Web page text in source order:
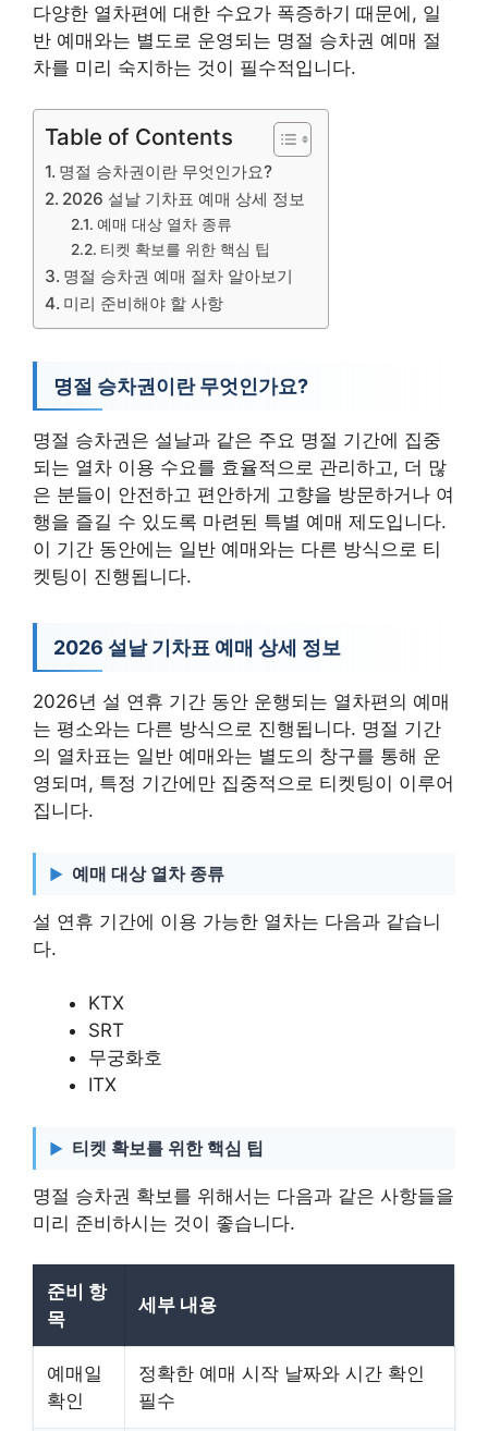
다양한 열차편에 대한 수요가 폭증하기 때문에, 일
반 예매와는 별도로 운영되는 명절 승차권 예매 절
차를 미리 숙지하는 것이 필수적입니다.
Table of Contents
명절 승차권이란 무엇인가요?
2026 설날 기차표 예매 상세 정보
예매 대상 열차 종류
티켓 확보를 위한 핵심 팁
명절 승차권 예매 절차 알아보기
미리 준비해야 할 사항
명절 승차권이란 무엇인가요?
명절 승차권은 설날과 같은 주요 명절 기간에 집중
되는 열차 이용 수요를 효율적으로 관리하고, 더 많
은 분들이 안전하고 편안하게 고향을 방문하거나 여
행을 즐길 수 있도록 마련된 특별 예매 제도입니다.
이 기간 동안에는 일반 예매와는 다른 방식으로 티
켓팅이 진행됩니다.
2026 설날 기차표 예매 상세 정보
2026년 설 연휴 기간 동안 운행되는 열차편의 예매
는 평소와는 다른 방식으로 진행됩니다. 명절 기간
의 열차표는 일반 예매와는 별도의 창구를 통해 운
영되며, 특정 기간에만 집중적으로 티켓팅이 이루어
집니다.
예매 대상 열차 종류
설 연휴 기간에 이용 가능한 열차는 다음과 같습니
다.
KTX
SRT
무궁화호
ITX
티켓 확보를 위한 핵심 팁
명절 승차권 확보를 위해서는 다음과 같은 사항들을
미리 준비하시는 것이 좋습니다.
준비 항
목
세부 내용
예매일
확인
정확한 예매 시작 날짜와 시간 확인
필수